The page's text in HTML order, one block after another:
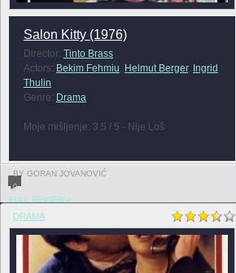
Salon Kitty (1976)
Director: Tinto Brass
Actors: Bekim Fehmiu, Helmut Berger, Ingrid
Thulin
Genre: Drama
Moje mišljenje: 3.5 / 5 - Nije Loš
BY GORAN JOVANOVIĆ
0
FULL REVIEW »
DRAMA